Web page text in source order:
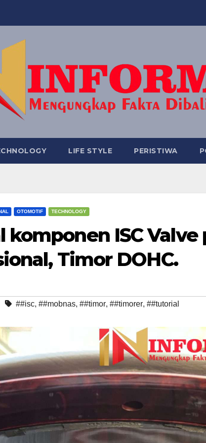
LIFE STYLE PERISTIWA
OTOMOTIF TECHNOLOGY
komponen ISC Valve
Timor DOHC.
##isc, ##mobnas, ##timor, ##timorer, ##tutorial